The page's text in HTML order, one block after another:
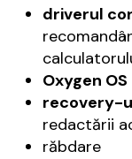
driverul
Oxygen OS
recovery-
redactării
răbdare